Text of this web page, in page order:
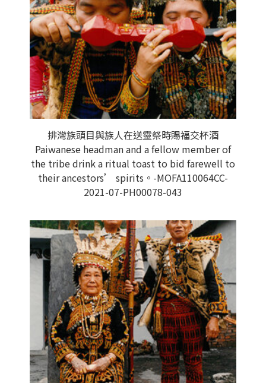
排灣族頭目與族人在送靈祭時賜福交杯酒
Paiwanese headman and a fellow member of
the tribe drink a ritual toast to bid farewell to
their ancestors’ spirits。-MOFA110064CC-
2021-07-PH00078-043